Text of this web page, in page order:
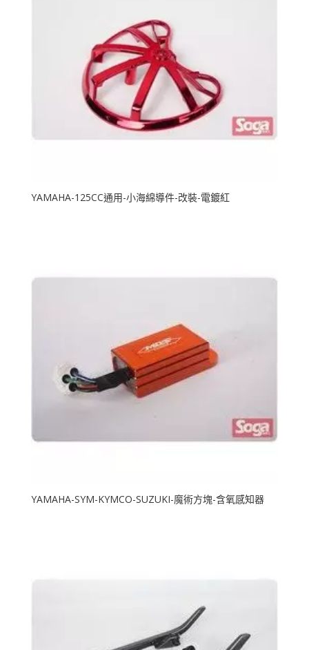
YAMAHA-125CC通用-小海綿導件-改裝-電鍍紅
YAMAHA-SYM-KYMCO-SUZUKI-魔術方塊-含氧感知器